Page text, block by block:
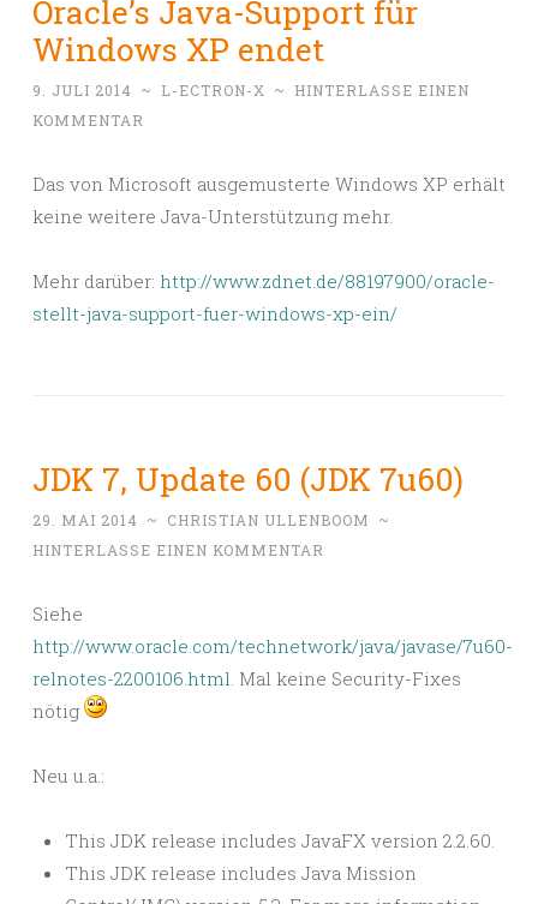
Oracle’s Java-Support für
Windows XP endet
9. JULI 2014 ~ L-ECTRON-X ~
HINTERLASSE EINEN
KOMMENTAR
Das von Microsoft ausgemusterte Windows XP erhält
keine weitere Java-Unterstützung mehr.
Mehr darüber: http://www.zdnet.de/88197900/oracle-
stellt-java-support-fuer-windows-xp-ein/
JDK 7, Update 60 (JDK 7u60)
29. MAI 2014 ~ CHRISTIAN ULLENBOOM
~
HINTERLASSE EINEN KOMMENTAR
Siehe
http://www.oracle.com/technetwork/java/javase/7u60-
relnotes-2200106.html. Mal keine Security-Fixes
nötig
Neu u.a.:
This JDK release includes JavaFX version 2.2.60.
This JDK release includes Java Mission